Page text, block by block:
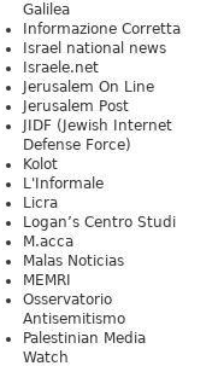
Galilea
Informazione Corretta
Israel national news
Israele.net
Jerusalem On Line
Jerusalem Post
JIDF (Jewish Internet
Defense Force)
Kolot
L'Informale
Licra
Logan’s Centro Studi
M.acca
Malas Noticias
MEMRI
Osservatorio
Antisemitismo
Palestinian Media
Watch